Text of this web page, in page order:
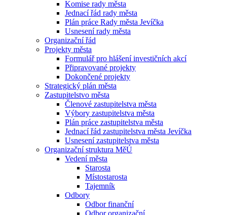
Komise rady města
Jednací řád rady města
Plán práce Rady města Jevíčka
Usnesení rady města
Organizační řád
Projekty města
Formulář pro hlášení investičních akcí
Připravované projekty
Dokončené projekty
Strategický plán města
Zastupitelstvo města
Členové zastupitelstva města
Výbory zastupitelstva města
Plán práce zastupitelstva města
Jednací řád zastupitelstva města Jevíčka
Usnesení zastupitelstva města
Organizační struktura MěÚ
Vedení města
Starosta
Místostarosta
Tajemník
Odbory
Odbor finanční
Odbor organizační